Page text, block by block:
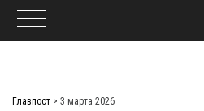
Главпост > 3 марта 2026